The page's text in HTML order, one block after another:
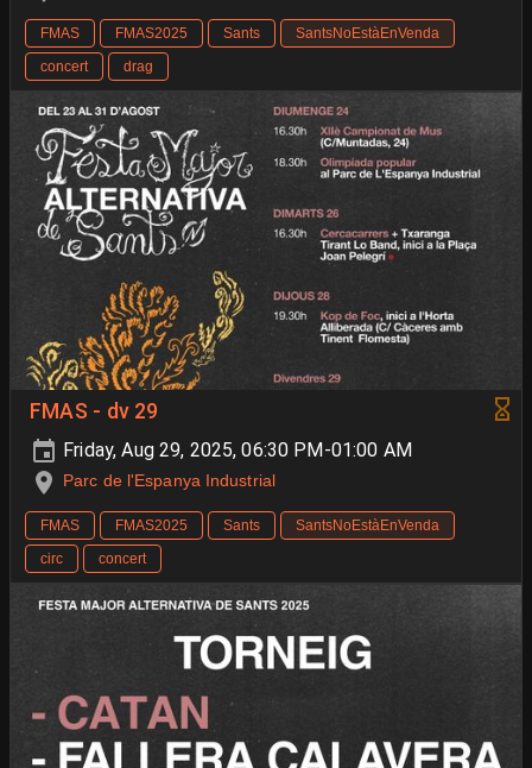
FMAS FMAS2025 Sants
SantsNoEstàEnVenda
concert
drag
FMAS - dv 29
Friday, Aug 29, 2025, 06:30 PM-01:00 AM
Parc de l'Espanya Industrial
FMAS FMAS2025 Sants
SantsNoEstàEnVenda
circ
concert